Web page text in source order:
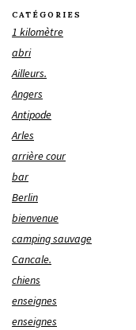
CATÉGORIES
1 kilomètre
abri
Ailleurs.
Angers
Antipode
Arles
arrière cour
bar
Berlin
bienvenue
camping sauvage
Cancale.
chiens
enseignes
enseignes